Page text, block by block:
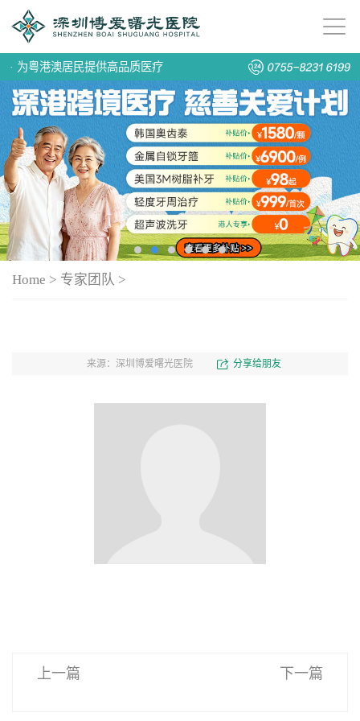
· 为粤港澳居民提供高品质医疗
Home > 专家团队 >
来源：深圳博爱曙光医院 分享给朋友
上一篇 下一篇